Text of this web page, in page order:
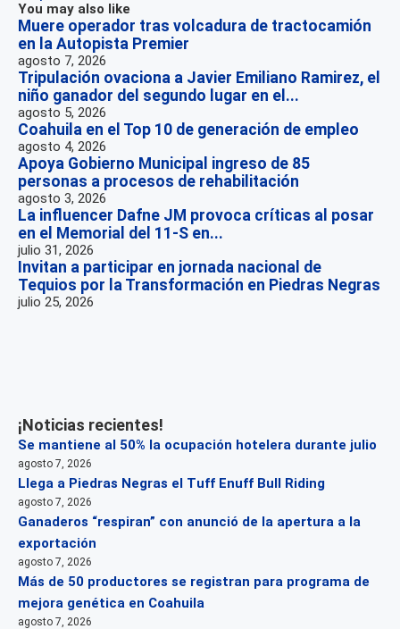
You may also like
Muere operador tras volcadura de tractocamión
en la Autopista Premier
agosto 7, 2026
Tripulación ovaciona a Javier Emiliano Ramirez, el
niño ganador del segundo lugar en el...
agosto 5, 2026
Coahuila en el Top 10 de generación de empleo
agosto 4, 2026
Apoya Gobierno Municipal ingreso de 85
personas a procesos de rehabilitación
agosto 3, 2026
La influencer Dafne JM provoca críticas al posar
en el Memorial del 11-S en...
julio 31, 2026
Invitan a participar en jornada nacional de
Tequios por la Transformación en Piedras Negras
julio 25, 2026
¡Noticias recientes!
Se mantiene al 50% la ocupación hotelera durante julio
agosto 7, 2026
Llega a Piedras Negras el Tuff Enuff Bull Riding
agosto 7, 2026
Ganaderos “respiran” con anunció de la apertura a la
exportación
agosto 7, 2026
Más de 50 productores se registran para programa de
mejora genética en Coahuila
agosto 7, 2026